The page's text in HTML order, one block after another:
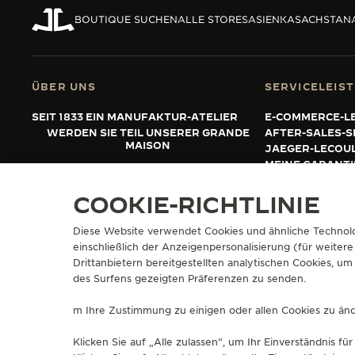
ALLE VERANSTALTUNGEN
BOUTIQUE SUCHENALLE STORESASIENKASACHSTAN
ÜBER UNS
SEIT 1833 EIN MANUFAKTUR-ATELIER
WERDEN SIE TEIL UNSERER GRANDE
MAISON
E-COMMERCE-
AFTER-SALES-
JAEGER-
MEINE
DATENSCHUTZRICHTLINIENUTZUNGSBEDINGUNGEN
WIDERRUFSFORMULAR
COPYRIGHT JAEGER-LECOULTRE 2026
VERSION 102.34.2
COOKIE-RICHTLINIE
Diese Website verwendet Cookies und ähnliche
einschließlich der Anzeigenpersonalisierung (für
Drittanbietern bereitgestellten analytischen Cookies,
des Surfens gezeigten Präferenzen zu senden.
m Ihre Zustimmung zu einigen oder allen Cookies zu
Klicken Sie auf „Alle zulassen“, um Ihr Einverständnis